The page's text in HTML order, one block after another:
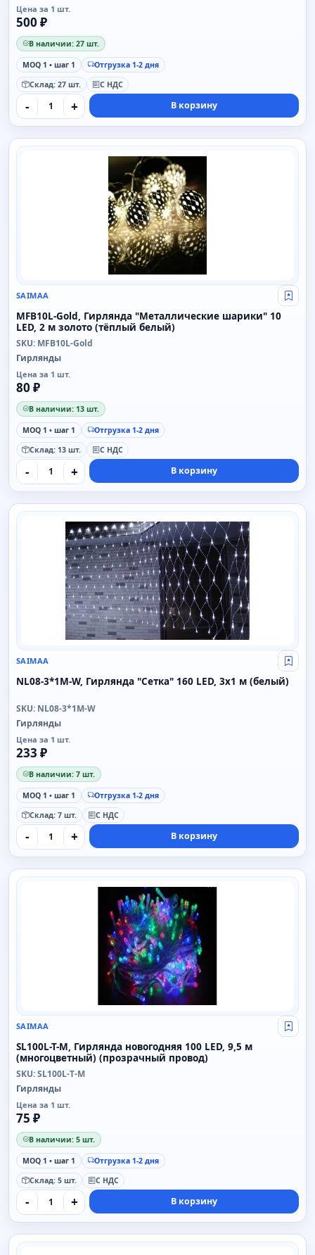
Цена за 1 шт.
500 ₽
В наличии: 27 шт.
MOQ 1 • шаг 1
Отгрузка 1-2 дня
Склад: 27 шт.
С НДС
- + В корзину
SAIMAA
SAIMAA Свой
MFB10L-Gold, Гирлянда "Металлические шарики" 10
LED, 2 м золото (тёплый белый)
SKU: MFB10L-Gold
Гирлянды
Цена за 1 шт.
80 ₽
В наличии: 13 шт.
MOQ 1 • шаг 1
Отгрузка 1-2 дня
Склад: 13 шт.
С НДС
- + В корзину
SAIMAA
SAIMAA Свой
NL08-3*1M-W, Гирлянда "Сетка" 160 LED, 3x1 м (белый)
SKU: NL08-3*1M-W
Гирлянды
Цена за 1 шт.
233 ₽
В наличии: 7 шт.
MOQ 1 • шаг 1
Отгрузка 1-2 дня
Склад: 7 шт.
С НДС
- + В корзину
SAIMAA
SAIMAA Свой
SL100L-T-M, Гирлянда новогодняя 100 LED, 9,5 м
(многоцветный) (прозрачный провод)
SKU: SL100L-T-M
Гирлянды
Цена за 1 шт.
75 ₽
В наличии: 5 шт.
MOQ 1 • шаг 1
Отгрузка 1-2 дня
Склад: 5 шт.
С НДС
- + В корзину
SAIMAA